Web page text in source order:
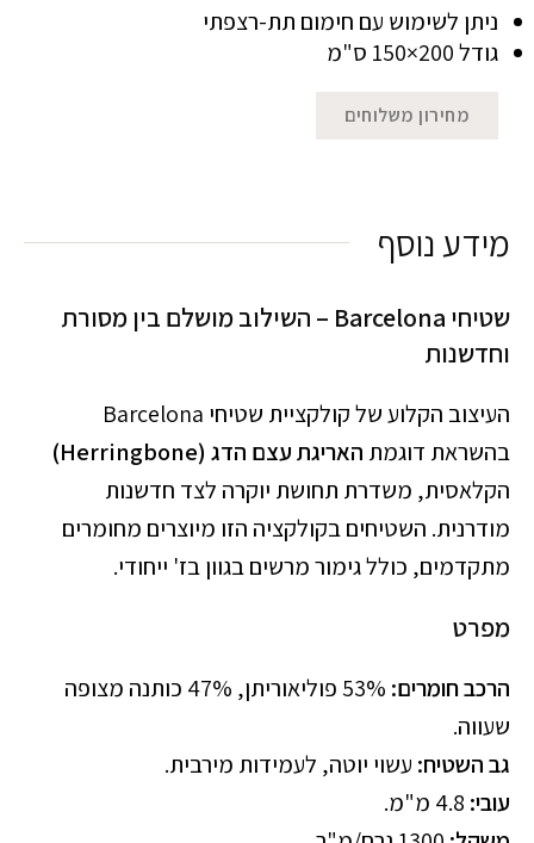
ניתן לשימוש עם חימום תת-רצפתי
גודל 200×150 ס"מ
מחירון משלוחים
מידע נוסף
שטיחי Barcelona – השילוב מושלם בין מסורת
וחדשנות
העיצוב הקלוע של
קולקציית שטיחי Barcelona
בהשראת דוגמת האריגת עצם הדג (Herringbone)
הקלאסית, משדרת תחושת יוקרה לצד חדשנות
מודרנית. השטיחים בקולקציה הזו מיוצרים מחומרים
מתקדמים, כולל גימור מרשים בגוון בז' ייחודי.
מפרט
הרכב חומרים:
53% פוליאוריתן, 47% כותנה מצופה
שעווה.
גב השטיח: עשוי יוטה, לעמידות מירבית.
עובי: